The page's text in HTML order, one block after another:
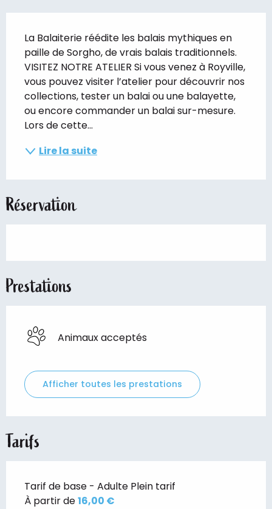
La Balaiterie réédite les balais mythiques en
paille de Sorgho, de vrais balais traditionnels.
VISITEZ NOTRE ATELIER Si vous venez à Royville,
vous pouvez visiter l’atelier pour découvrir nos
collections, tester un balai ou une balayette,
ou encore commander un balai sur-mesure.
Lors de cette...
Lire la suite
Réservation
Prestations
Animaux acceptés
Afficher toutes les prestations
Tarifs
Tarif de base - Adulte Plein tarif
À partir de16,00 €